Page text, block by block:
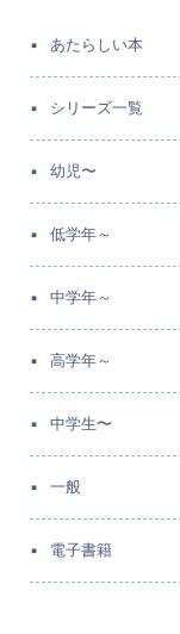
あたらしい本
シリーズ一覧
幼児〜
低学年～
中学年～
高学年～
中学生〜
一般
電子書籍